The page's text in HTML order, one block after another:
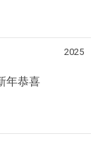
2025
年恭喜